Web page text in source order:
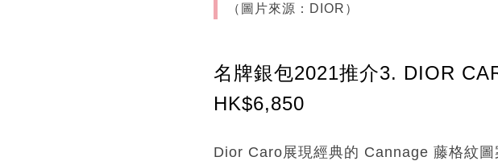
（圖片來源：DIOR）
名牌銀包2021推介3. DIOR
HK$6,850
Dior Caro展現經典的 Cannage 藤格紋